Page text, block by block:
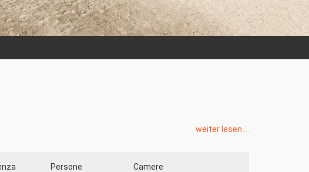
weiter lesen ...
Persone Camere